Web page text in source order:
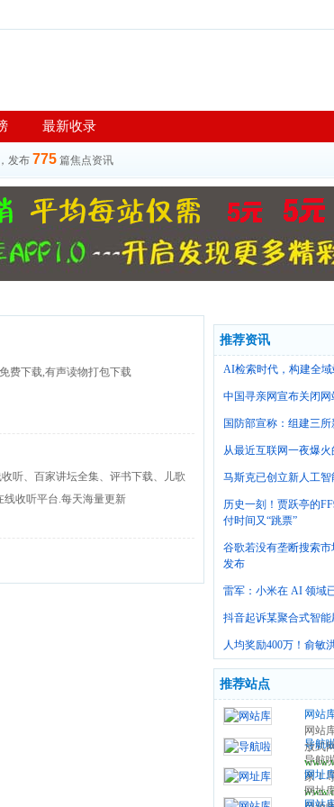
最新收录
发布 775 篇焦点资讯
费下载,有声读物打包下载
听、百家讲坛全集、评书下载、儿歌
收听平台.每天海量更新
推荐资讯
AI检索时代，构建全
中国寻亲网宣布关闭网
国防部宣称：组建三
从最近互联网一夜爆
马斯克已创立新人工
历史一刻！贾跃亭的
付时间又“跳票”
谷歌若没有垄断搜索市
发布
雷军：小米在 AI 领域
抖音起诉某聚合式智
人均奖励400万！俞敏
推荐站点
网站
网站
放式
国内
站，
面的
导航
导航
家！
类目
网址
网址
网站